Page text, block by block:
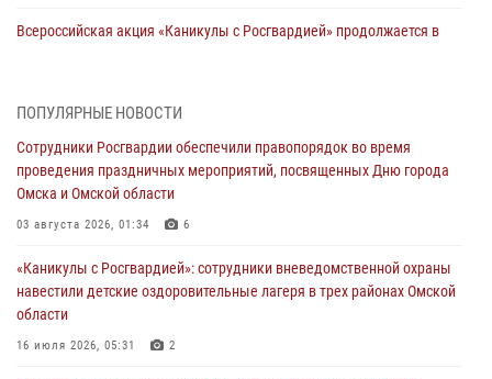
Всероссийская акция «Каникулы с Росгвардией» продолжается в
тренировка по управлению беспилотниками (видео)
30 июля 2026, 04:39 2
Росгвардия обеспечила безопасность уникального передвижного
29 июля 2026, 01:49
Росгвардейцы приняли участие в крестном ходе в День крещения
Руси в Омске
ПОПУЛЯРНЫЕ НОВОСТИ
Сотрудники Росгвардии обеспечили правопорядок во время
проведения праздничных мероприятий, посвященных Дню города
Омска и Омской области
03 августа 2026, 01:34 6
«Каникулы с Росгвардией»: сотрудники вневедомственной охраны
навестили детские оздоровительные лагеря в трех районах Омской
области
16 июля 2026, 05:31 2